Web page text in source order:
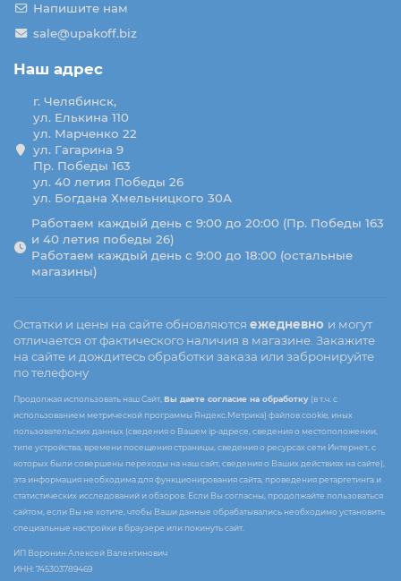
Напишите нам
sale@upakoff.biz
Наш адрес
г. Челябинск,
ул. Елькина 110
ул. Марченко 22
ул. Гагарина 9
Пр. Победы 163
ул. 40 летия Победы 26
ул. Богдана Хмельницкого 30А
Работаем каждый день с 9:00 до 20:00 (Пр. Победы 163
и 40 летия победы 26)
Работаем каждый день с 9:00 до 18:00 (остальные
магазины)
Остатки и цены на сайте обновляются ежедневно и могут
отличается от фактического наличия в магазине. Закажите
на сайте и дождитесь обработки заказа или забронируйте
по телефону
Продолжая использовать наш Сайт, Вы даете согласие на обработку (в т.ч. с
использованием метрической программы Яндекс.Метрика) файлов cookie, иных
пользовательских данных (сведения о Вашем ip-адресе, сведения о местоположении,
типе устройства, времени посещения страницы, сведения о ресурсах сети Интернет, с
которых были совершены переходы на наш сайт, сведения о Ваших действиях на сайте),
эта информация необходима для функционирования сайта, проведения ретаргетинга и
статистических исследований и обзоров. Если Вы согласны, продолжайте пользоваться
сайтом, если Вы не хотите, чтобы Ваши данные обрабатывались необходимо установить
специальные настройки в браузере или покинуть сайт.
ИП Воронин Алексей Валентинович
ИНН: 745303789469